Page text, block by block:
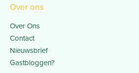
Over ons
Over Ons
Contact
Nieuwsbrief
Gastbloggen?